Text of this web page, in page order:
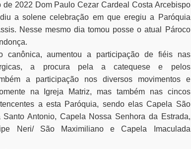
de 2022 Dom Paulo Cezar Cardeal Costa Arcebispo
a solene celebração em que eregiu a Paróquia
Nesse mesmo dia tomou posse o atual Pároco
canônica, aumentou a participação de fiéis nas
a procura pela a catequese e pelos
a participação nos diversos movimentos e
na Igreja Matriz, mas também nas cincos
a esta Paróquia, sendo elas Capela São
Santo Antonio, Capela Nossa Senhora da Estrada,
Neri/ São Maximiliano e Capela Imaculada